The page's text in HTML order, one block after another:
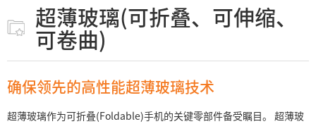
超薄玻璃(可折叠、可伸缩、
可卷曲)
确保领先的高性能超薄玻璃技术
超薄玻璃作为可折叠(Foldable)手机的关键零部件备受瞩目。 超薄玻